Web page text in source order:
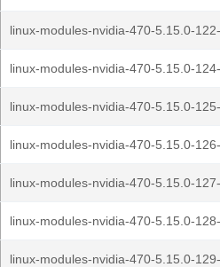
linux-modules-nvidia-470-5.15.0-
linux-modules-nvidia-470-5.15.0-
linux-modules-nvidia-470-5.15.0-
linux-modules-nvidia-470-5.15.0-
linux-modules-nvidia-470-5.15.0-
linux-modules-nvidia-470-5.15.0-
linux-modules-nvidia-470-5.15.0-